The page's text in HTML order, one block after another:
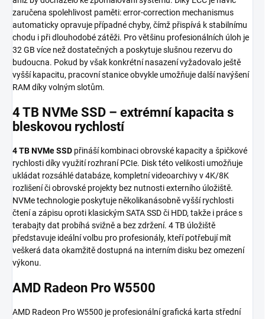
zaručena spolehlivost paměti: error-correction mechanismus
automaticky opravuje případné chyby, čímž přispívá k stabilnímu
chodu i při dlouhodobé zátěži. Pro většinu profesionálních úloh je
32 GB více než dostatečných a poskytuje slušnou rezervu do
budoucna. Pokud by však konkrétní nasazení vyžadovalo ještě
vyšší kapacitu, pracovní stanice obvykle umožňuje další navýšení
RAM díky volným slotům.
4 TB NVMe SSD – extrémní kapacita s
bleskovou rychlostí
4 TB NVMe SSD přináší kombinaci obrovské kapacity a špičkové
rychlosti díky využití rozhraní PCIe. Disk této velikosti umožňuje
ukládat rozsáhlé databáze, kompletní videoarchivy v 4K/8K
rozlišení či obrovské projekty bez nutnosti externího úložiště.
NVMe technologie poskytuje několikanásobně vyšší rychlosti
čtení a zápisu oproti klasickým SATA SSD či HDD, takže i práce s
terabajty dat probíhá svižně a bez zdržení. 4 TB úložiště
představuje ideální volbu pro profesionály, kteří potřebují mít
veškerá data okamžitě dostupná na interním disku bez omezení
výkonu.
AMD Radeon Pro W5500
AMD Radeon Pro W5500 je profesionální grafická karta střední